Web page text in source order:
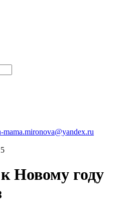
mama.mironova@yandex.ru
Новому году